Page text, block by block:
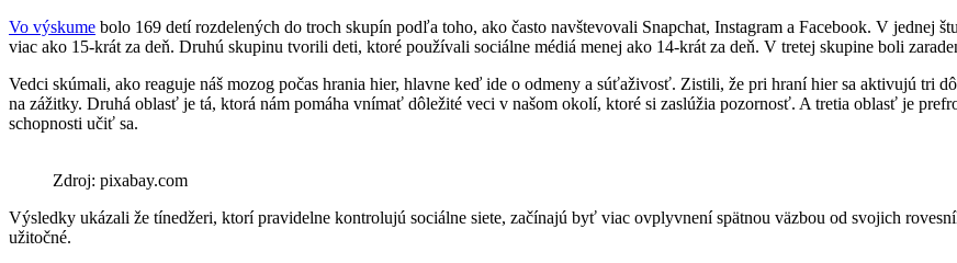
Vo výskume bolo 169 detí rozdelených do troch skupín podľa toho, ako často navštevovali Snapchat, Instagram a Facebook. V jednej
viac ako 15-krát za deň. Druhú skupinu tvorili deti, ktoré používali sociálne médiá menej ako 14-krát za deň. V tretej skupine boli
Vedci skúmali, ako reaguje náš mozog počas hrania hier, hlavne keď ide o odmeny a súťaživosť. Zistili, že pri hraní hier sa aktivujú tri
na zážitky. Druhá oblasť je tá, ktorá nám pomáha vnímať dôležité veci v našom okolí, ktoré si zaslúžia pozornosť. A tretia oblasť je
schopnosti učiť sa.
Zdroj: pixabay.com
Výsledky ukázali že tínedžeri, ktorí pravidelne kontrolujú sociálne siete, začínajú byť viac ovplyvnení spätnou väzbou od svojich
užitočné.